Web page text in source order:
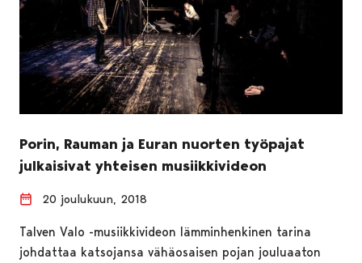
Porin, Rauman ja Euran nuorten työpajat
julkaisivat yhteisen musiikkivideon
20 joulukuun, 2018
Talven Valo -musiikkivideon lämminhenkinen tarina
johdattaa katsojansa vähäosaisen pojan jouluaaton